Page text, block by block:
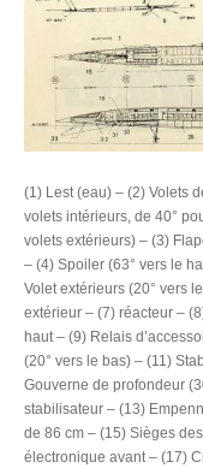
(1) Lest (eau) – (2) Volets
volets intérieurs, de 40°
volets extérieurs) – (3)
– (4) Spoiler (63° vers le
Volet extérieurs (20° vers
extérieur – (7) réacteur –
haut – (9) Relais
(20° vers le bas) – (11)
Gouverne de profondeur
stabilisateur – (13)
de 86 cm – (15) Sièges
électronique avant – (17)